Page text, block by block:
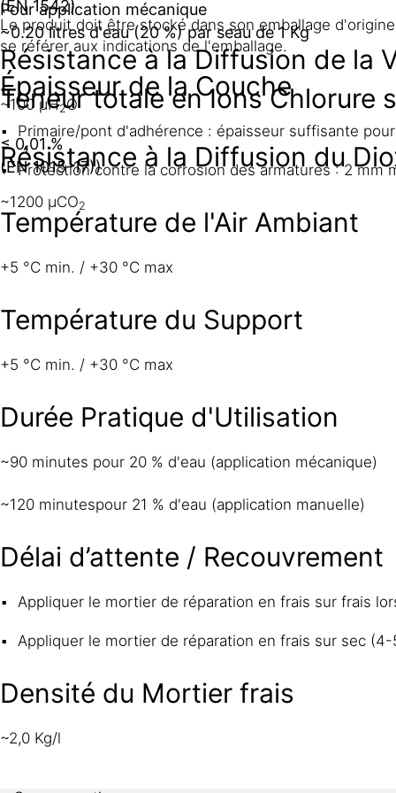
Le produit doit être stocké dans son emballage
se référer aux indications de l'emballage.
Teneur totale en Ions Chlorure
≤ 0,01 %
(EN 1015-17))
(EN 1542)
Résistance à la Diffusion de la
~100 µH2O
Résistance à la Diffusion du
~1200 µCO2
Pour application mécanique
~0.20 litres d'eau (20 %) par seau de 1 Kg
Épaisseur de la Couche
Primaire/pont d'adhérence : épaisseur suffisante
Protection contre la corrosion des armatures : 2 mm
Température de l'Air Ambiant
+5 °C min. / +30 °C max
Température du Support
+5 °C min. / +30 °C max
Durée Pratique d'Utilisation
~90 minutes pour 20 % d'eau (application mécanique)
~120 minutespour 21 % d'eau (application manuelle)
Délai d’attente / Recouvrement
Appliquer le mortier de réparation en frais sur frais
Appliquer le mortier de réparation en frais sur sec
Densité du Mortier frais
~2,0 Kg/l